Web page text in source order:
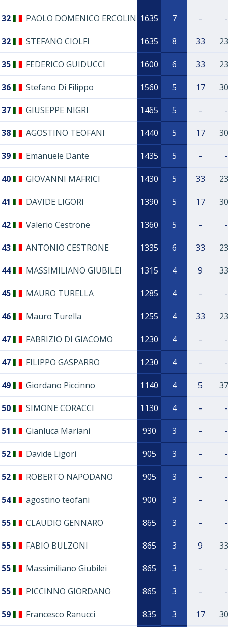
32 PAOLO DOMENICO ERCOLIN 1635 7 - -
32 STEFANO CIOLFI 1635 8 33
35 FEDERICO GUIDUCCI 1600 6 33
36 Stefano Di Filippo 1560 5 17
37 GIUSEPPE NIGRI 1465 5 - -
38 AGOSTINO TEOFANI 1440 5 17
39 Emanuele Dante 1435 5 - -
40 GIOVANNI MAFRICI 1430 5 33
41 DAVIDE LIGORI 1390 5 17
42 Valerio Cestrone 1360 5 - -
43 ANTONIO CESTRONE 1335 6 33
44 MASSIMILIANO GIUBILEI 1315 4 9
45 MAURO TURELLA 1285 4 - -
46 Mauro Turella 1255 4 33
47 FABRIZIO DI GIACOMO 1230 4 - -
47 FILIPPO GASPARRO 1230 4 - -
49 Giordano Piccinno 1140 4 5
50 SIMONE CORACCI 1130 4 - -
51 Gianluca Mariani 930 3 - -
52 Davide Ligori 905 3 - -
52 ROBERTO NAPODANO 905 3 - -
54 agostino teofani 900 3 - -
55 CLAUDIO GENNARO 865 3 - -
55 FABIO BULZONI 865 3 9
55 Massimiliano Giubilei 865 3 - -
55 PICCINNO GIORDANO 865 3 - -
59 Francesco Ranucci 835 3 17